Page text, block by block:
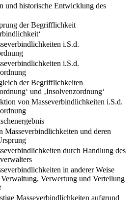
und historische Entwicklung des
der Begrifflichkeit
i.S.d.
i.S.d.
der Begrifflichkeiten
und ‚Insolvenzordnung‘
von Masseverbindlichkeiten i.S.d.
Masseverbindlichkeiten und deren
durch Handlung des
in anderer Weise
Verwertung und Verteilung
Masseverbindlichkeiten aufgrund